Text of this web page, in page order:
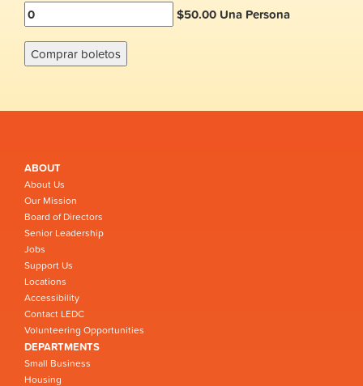
$50.00 Una Persona
ABOUT
About Us
Our Mission
Board of Directors
Senior Leadership
Jobs
Support Us
Locations
Accessibility
Contact LEDC
Volunteering Opportunities
DEPARTMENTS
Small Business
Housing